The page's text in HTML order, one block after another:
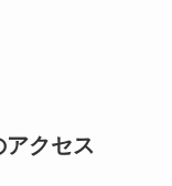
クセス